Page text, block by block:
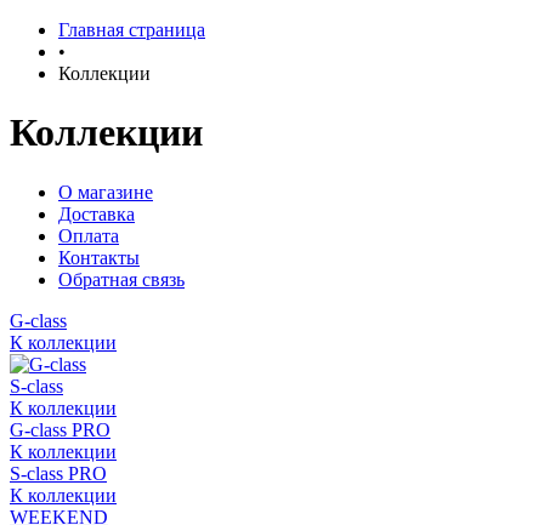
Главная страница
•
Коллекции
Коллекции
О магазине
Доставка
Оплата
Контакты
Обратная связь
G-class
К коллекции
S-class
К коллекции
G-class PRO
К коллекции
S-class PRO
К коллекции
WEEKEND